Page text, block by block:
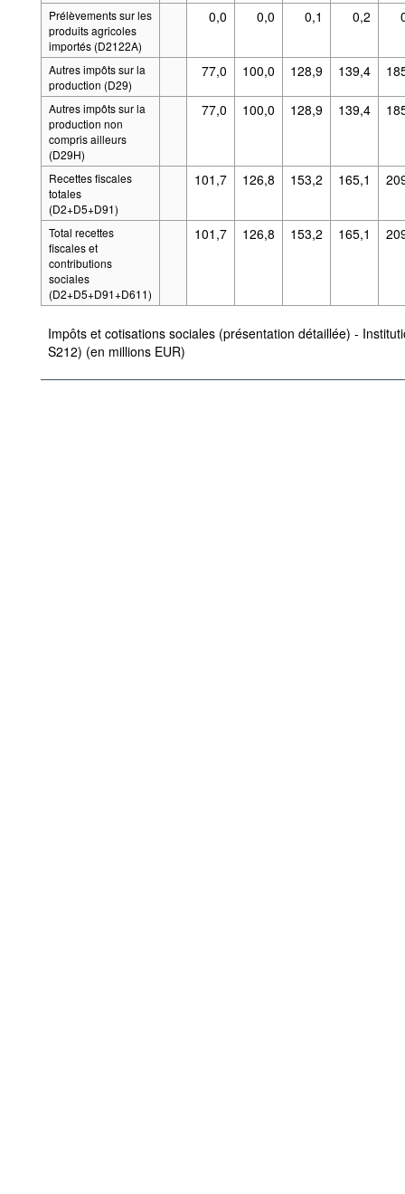
Prélèvements sur les
produits agricoles
importés (D2122A)
0,0 0,0 0,1 0,2
Autres impôts sur la
production (D29)
77,0 100,0 128,9 139,4
Autres impôts sur la
production non
compris ailleurs
(D29H)
77,0 100,0 128,9 139,4
Recettes fiscales
totales
(D2+D5+D91)
101,7 126,8 153,2 165,1
Total recettes
fiscales et
contributions
sociales
(D2+D5+D91+D611)
101,7 126,8 153,2 165,1
Impôts et cotisations sociales (présentation détaillée) -
S212) (en millions EUR)